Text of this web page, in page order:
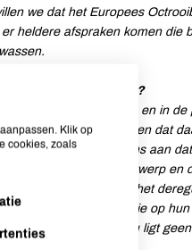
we dat het Europees
heldere afspraken komen die
belastend voor wie?
verouderd is en in
van zaden en dat
U geeft vervolgens aan
Nederland op dit onderwerp
houdt met het feit dat het
en veredelaars die op
zoals het er nu ligt
Klik op
cookies, zoals